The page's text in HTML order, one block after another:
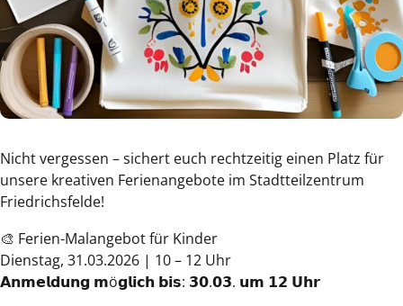
Nicht vergessen – sichert euch rechtzeitig einen Platz für
unsere kreativen Ferienangebote im Stadtteilzentrum
Friedrichsfelde!
🎨 Ferien-Malangebot für Kinder
Dienstag, 31.03.2026 | 10 – 12 Uhr
𝗔𝗻𝗺𝗲𝗹𝗱𝘂𝗻𝗴 𝗺ö𝗴𝗹𝗶𝗰𝗵 𝗯𝗶𝘀: 𝟯𝟬.𝟬𝟯. 𝘂𝗺 𝟭𝟮 𝗨𝗵𝗿